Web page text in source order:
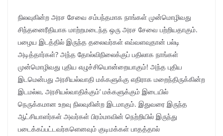
நிலவுகின்ற அரச சேவை சம்பந்தமாக நாங்கள் முன்மொழிவது
சிந்தனைரீதியாக மாற்றமடைந்த ஒரு அரச சேவை பற்றியதாகும்.
பழைய இடத்தில் இருந்த தலைவர்கள் எவ்வளவுதான் பல்டி
அடித்தார்கள்? அந்த தோல்விநிலைக்குப் பதிலாக நாங்கள்
முன்மொழிவது புதிய எழுச்சியொன்றையாகும்! அந்த புதிய
இடமென்பது அரசியல்வாதி மக்களுக்கு எதிராக மறைந்திருக்கின்ற
இடமல்ல, அரசியல்வாதிக்கும்’ மக்களுக்கும் இடையில்
நெருக்கமான உறவு நிலவுகின்ற இடமாகும். இதுவரை இருந்த
ஆட்சியாளர்கள் அவர்கள் பிரம்மாவின் நெற்றியில் இருந்து
படைக்கப்பட்டவர்களெனவும் குடிமக்கள் பாதத்தால்